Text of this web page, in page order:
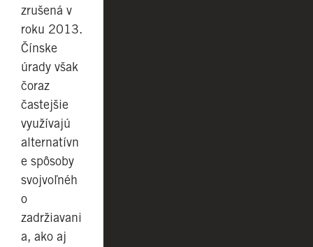
zrušená v
roku 2013.
Čínske
úrady však
čoraz
častejšie
využívajú
alternatívn
e spôsoby
svojvoľnéh
o
zadržiavani
a, ako aj